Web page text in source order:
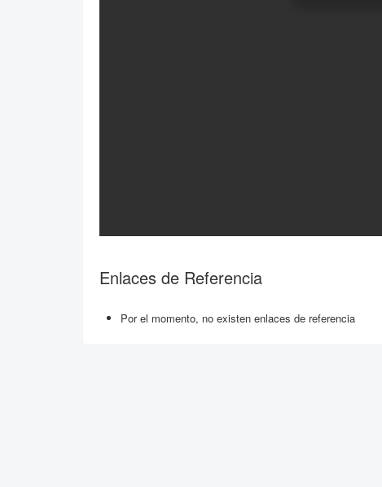
Enlaces de Referencia
Por el momento, no existen enlaces de referencia